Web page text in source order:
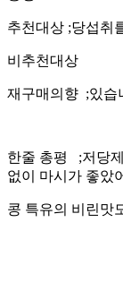
추천대상 ;당섭취
비추천대상
재구매의향 ;있습
한줄 총평 ;저당
없이 마시가 좋았
콩 특유의 비린맛